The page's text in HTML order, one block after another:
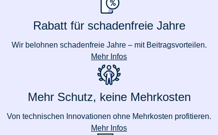
Rabatt für schadenfreie Jahre
Wir belohnen schadenfreie Jahre – mit Beitragsvorteilen.
Mehr Infos
Mehr Schutz, keine Mehrkosten
Von technischen Innovationen ohne Mehrkosten profitieren.
Mehr Infos